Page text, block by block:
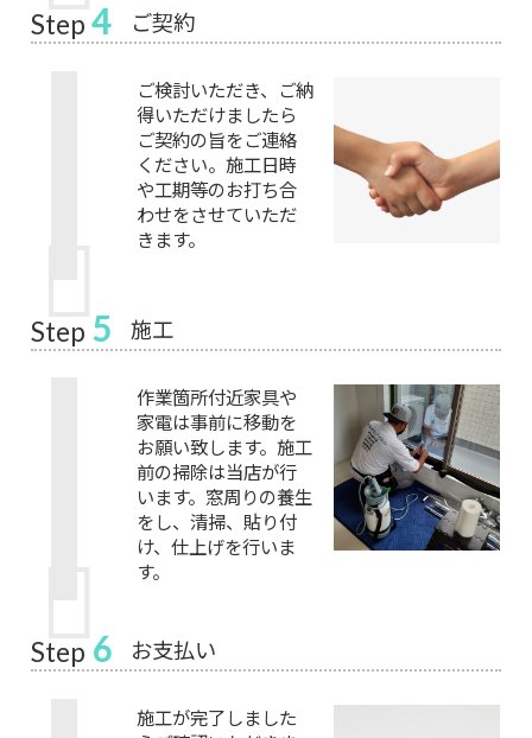
Step 4 ご契約
ご検討いただき、ご納
得いただけましたら
ご契約の旨をご連絡
ください。施工日時
や工期等のお打ち合
わせをさせていただ
きます。
Step 5 施工
作業箇所付近家具や
家電は事前に移動を
お願い致します。施工
前の掃除は当店が行
います。窓周りの養生
をし、清掃、貼り付
け、仕上げを行いま
す。
Step 6 お支払い
施工が完了しました